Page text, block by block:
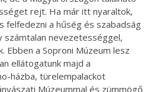
rejt. Ha már itt nyaraltok,
felfedezni a hűség és szabadság
számtalan nevezetességgel,
Ebben a Soproni Múzeum lesz
ellátogatunk majd a
házba, türelempalackot
Múzeummal és zümmögő